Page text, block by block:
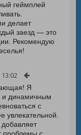
геймплей
делает
заезд — это
Рекомендую
Я
и динамичным
с
увлекательной.